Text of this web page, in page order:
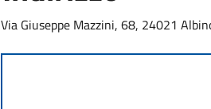
Via Giuseppe Mazzini, 68, 24021